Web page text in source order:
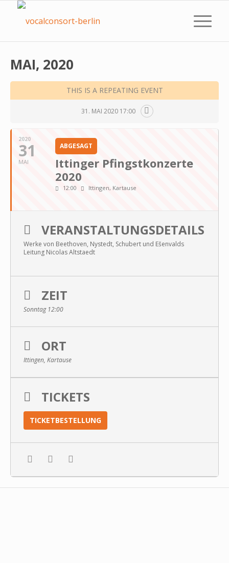
MAI, 2020
THIS IS A REPEATING EVENT
31. MAI 2020 17:00
2020
31
MAI
ABGESAGT
Ittinger Pfingstkonzerte
2020
12:00 Ittingen, Kartause
VERANSTALTUNGSDETAILS
Werke von Beethoven, Nystedt, Schubert und Ešenvalds
Leitung Nicolas Altstaedt
ZEIT
Sonntag 12:00
ORT
Ittingen, Kartause
TICKETS
TICKETBESTELLUNG